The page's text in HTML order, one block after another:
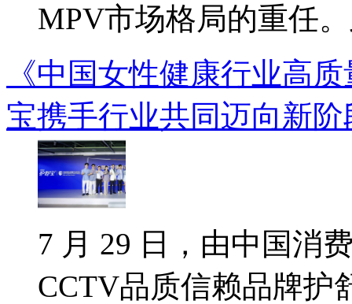
MPV市场格局的重任
《中国女性健康行业高
宝携手行业共同迈向新阶
7 月 29 日，由中国消
CCTV品质信赖品牌护